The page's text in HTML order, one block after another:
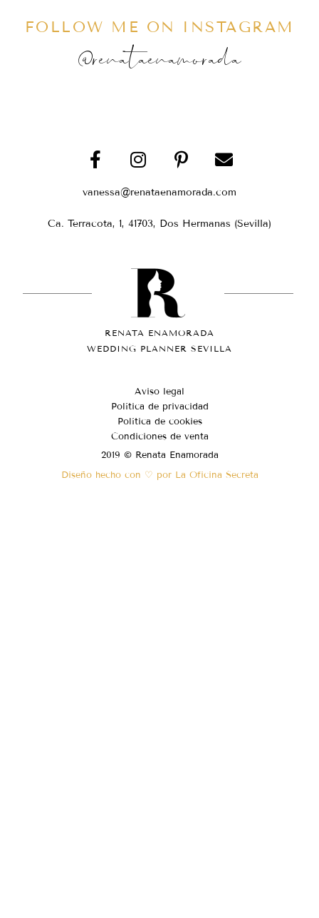
FOLLOW ME ON INSTAGRAM
@renataenamorada
vanessa@renataenamorada.com
Ca. Terracota, 1, 41703, Dos Hermanas (Sevilla)
RENATA ENAMORADA
WEDDING PLANNER SEVILLA
Aviso legal
Política de privacidad
Política de cookies
Condiciones de venta
2019 © Renata Enamorada
Diseño hecho con ♡ por La Oficina Secreta